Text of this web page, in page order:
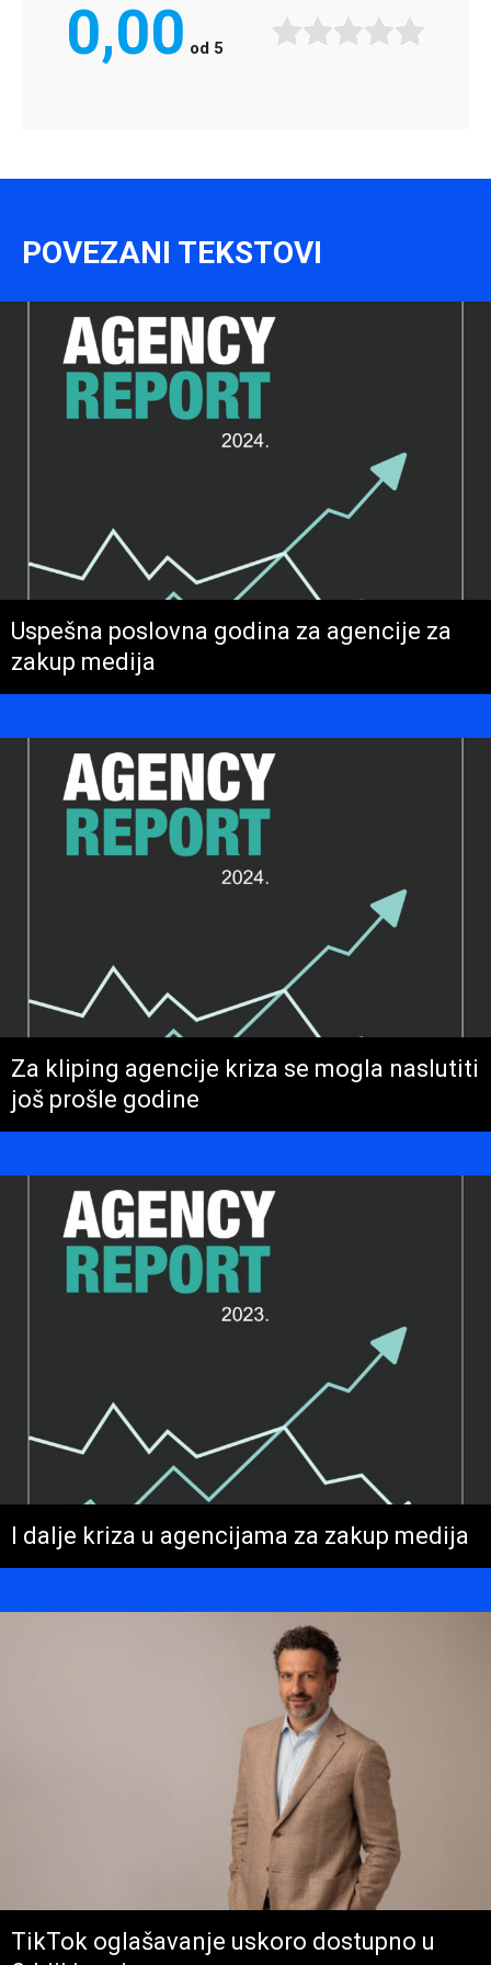
0,00 od 5
POVEZANI TEKSTOVI
Uspešna poslovna godina za agencije za
zakup medija
Za kliping agencije kriza se mogla naslutiti
još prošle godine
I dalje kriza u agencijama za zakup medija
TikTok oglašavanje uskoro dostupno u